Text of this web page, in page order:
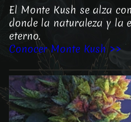
El Monte Kush se alza
donde la naturaleza y la
eterno.
Conocer Monte Kush >>